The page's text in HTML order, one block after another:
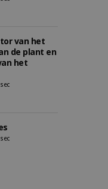
van het
de plant en
het